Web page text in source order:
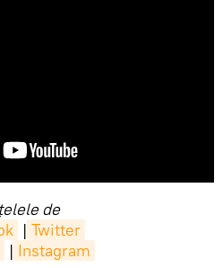
de
| Twitter
| Instagram